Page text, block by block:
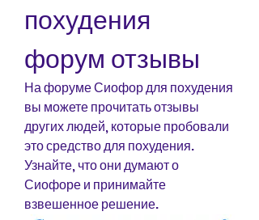
похудения
форум отзывы
На форуме Сиофор для похудения
вы можете прочитать отзывы
других людей, которые пробовали
это средство для похудения.
Узнайте, что они думают о
Сиофоре и принимайте
взвешенное решение.